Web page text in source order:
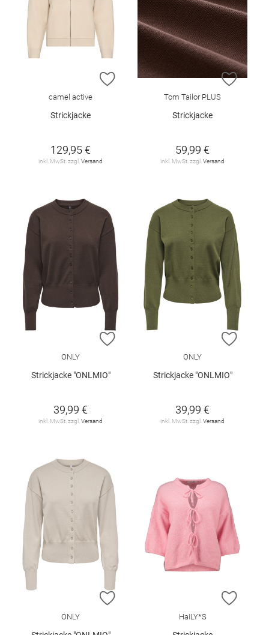
ZUR WUNSCHLISTE HINZUFÜGEN
camel active
Strickjacke
129,95 €
inkl. MwSt. zzgl. Versand
ZUR
Tom Tailor PLUS
Strickjacke
59,99 €
inkl. MwSt. zzgl. Versand
ZUR WUNSCHLISTE HINZUFÜGEN
ONLY
Strickjacke "ONLMIO"
39,99 €
inkl. MwSt. zzgl. Versand
ZUR
ONLY
Strickjacke "ONLMIO"
39,99 €
inkl. MwSt. zzgl. Versand
ZUR WUNSCHLISTE HINZUFÜGEN
ONLY
ZUR
HaILY*S